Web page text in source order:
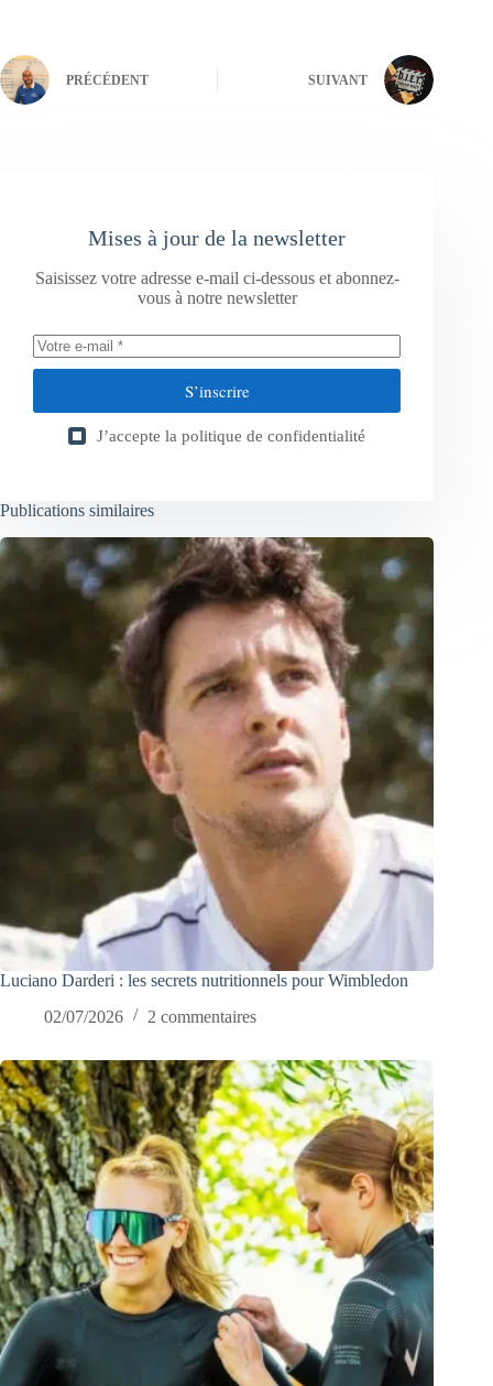
PRÉCÉDENT SUIVANT
Mises à jour de la newsletter
Saisissez votre adresse e-mail ci-dessous et abonnez-
vous à notre newsletter
S’inscrire
J’accepte la politique de confidentialité
Publications similaires
Luciano Darderi : les secrets nutritionnels pour Wimbledon
02/07/2026
2 commentaires